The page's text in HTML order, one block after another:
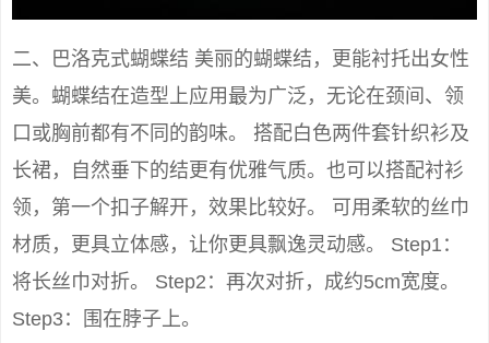
二、巴洛克式蝴蝶结 美丽的蝴蝶结，更能衬托出女性
美。蝴蝶结在造型上应用最为广泛，无论在颈间、领
口或胸前都有不同的韵味。 搭配白色两件套针织衫及
长裙，自然垂下的结更有优雅气质。也可以搭配衬衫
领，第一个扣子解开，效果比较好。 可用柔软的丝巾
材质，更具立体感，让你更具飘逸灵动感。 Step1：
将长丝巾对折。 Step2：再次对折，成约5cm宽度。
Step3：围在脖子上。